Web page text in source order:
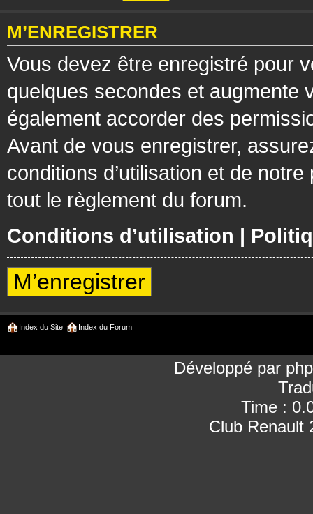
M’ENREGISTRER
Vous devez être enregistré pour
quelques secondes et augmente
également accorder des
Avant de vous enregistrer,
conditions d’utilisation et de
tout le règlement du forum.
Conditions d’utilisation |
M’enregistrer
Index du Site Index du Forum
Développé par
Time :
Club Renault